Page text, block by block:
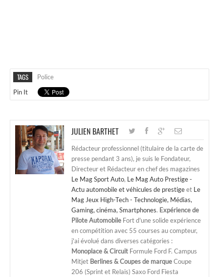
TAGS
Police
Pin It
JULIEN BARTHET
Rédacteur professionnel (titulaire de la carte de
presse pendant 3 ans), je suis le Fondateur,
Directeur et Rédacteur en chef des magazines
Le Mag Sport Auto, Le Mag Auto Prestige -
Actu automobile et véhicules de prestigeet Le
Mag Jeux High-Tech - Technologie, Médias,
Gaming, cinéma, Smartphones. Expérience de
Pilote Automobile Fort d'une solide expérience
en compétition avec 55 courses au compteur,
j'ai évolué dans diverses catégories :
Monoplace & Circuit Formule Ford F. Campus
Mitjet Berlines & Coupes de marqueCoupe
206 (Sprint et Relais) Saxo Ford Fiesta